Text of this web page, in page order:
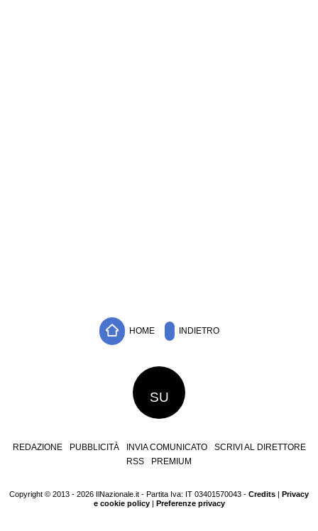
HOME INDIETRO
SU
REDAZIONE PUBBLICITÀ INVIA COMUNICATO
SCRIVI AL DIRETTORE
RSS
PREMIUM
Copyright © 2013 - 2026 IlNazionale.it - Partita Iva: IT 03401570043 - Credits
Privacy
e cookie policy| Preferenze privacy